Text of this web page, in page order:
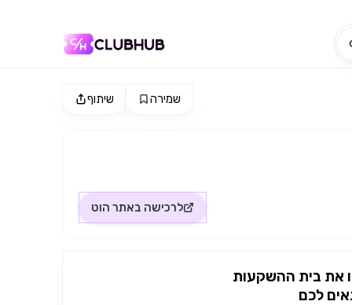
שיתוף שמירה
לרכישה באתר הוט
את בית ההשקעות
לכם